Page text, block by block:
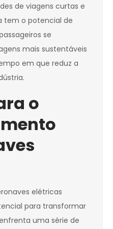
de viagens curtas e
tem o potencial de
se
mais sustentáveis
em que reduz a
o
elétricas
para transformar
uma série de